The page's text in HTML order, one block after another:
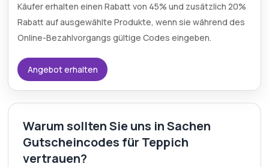
Käufer erhalten einen Rabatt von 45% und zusätzlich 20%
Rabatt auf ausgewählte Produkte, wenn sie während des
Online-Bezahlvorgangs gültige Codes eingeben.
Angebot erhalten
Warum sollten Sie uns in Sachen
Gutscheincodes für Teppich
vertrauen?